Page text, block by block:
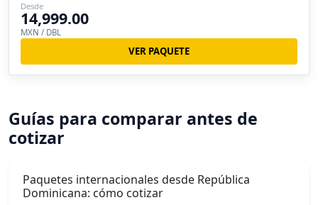
Desde
14,999.00
MXN / DBL
VER PAQUETE
Guías para comparar antes de
cotizar
Paquetes internacionales desde República
Dominicana: cómo cotizar